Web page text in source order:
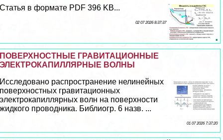
Статья в формате PDF 396 KB...
02 07 2026 8:37:37
ПОВЕРХНОСТНЫЕ ГРАВИТАЦИОННЫЕ
ЭЛЕКТРОКАПИЛЛЯРНЫЕ ВОЛНЫ
Исследовано распространение нелинейных
поверхностных гравитационных
электрокапиллярных волн на поверхности
жидкого проводника. Библиогр. 6 назв. ...
01 07 2026 7:37:20